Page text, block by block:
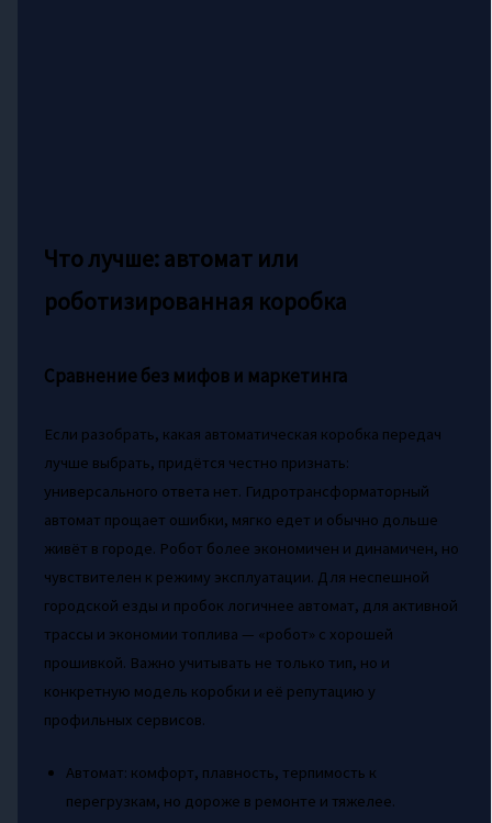
Что лучше: автомат или
роботизированная коробка
Сравнение без мифов и маркетинга
Если разобрать, какая автоматическая коробка передач
лучше выбрать, придётся честно признать:
универсального ответа нет. Гидротрансформаторный
автомат прощает ошибки, мягко едет и обычно дольше
живёт в городе. Робот более экономичен и динамичен, но
чувствителен к режиму эксплуатации. Для неспешной
городской езды и пробок логичнее автомат, для активной
трассы и экономии топлива — «робот» с хорошей
прошивкой. Важно учитывать не только тип, но и
конкретную модель коробки и её репутацию у
профильных сервисов.
Автомат: комфорт, плавность, терпимость к
перегрузкам, но дороже в ремонте и тяжелее.